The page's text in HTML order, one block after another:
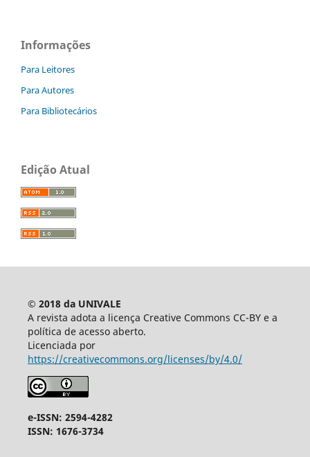
Informações
Para Leitores
Para Autores
Para Bibliotecários
Edição Atual
© 2018 da UNIVALE
A revista adota a licença Creative Commons CC-BY e a
política de acesso aberto.
Licenciada por
https://creativecommons.org/licenses/by/4.0/
e-ISSN: 2594-4282
ISSN: 1676-3734